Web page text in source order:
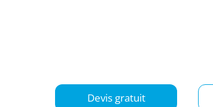
Devis gratuit